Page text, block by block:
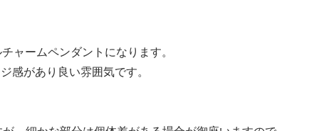
ャームペンダントになります。
感があり良い雰囲気です。